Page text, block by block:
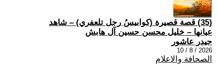
(35) قصة قصيرة (كوابيسُ رجل تلعفري) – شاهد
عيانها – خليل محسن حسين آل هابش
حيدر عاشور
2026 / 8 / 10
الصحافة والاعلام